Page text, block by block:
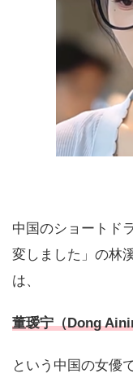
中国のショートド
変しました」の林
は、
董瑷宁（Dong
という中国の女優